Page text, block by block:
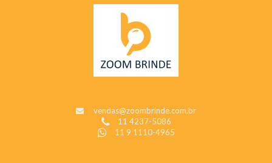
vendas@zoombrinde.com.br
11 4237-5086
11 9 1110-4965